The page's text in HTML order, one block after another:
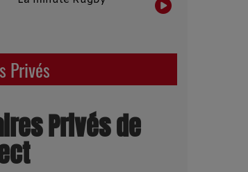
Privés
Privés de